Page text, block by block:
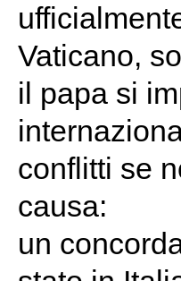
Vaticano,
il papa si
conflitti se
causa:
un